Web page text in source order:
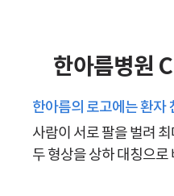
한아름병원
한아름의 로고에는 환자
사람이 서로 팔을 벌려
두 형상을 상하 대칭으